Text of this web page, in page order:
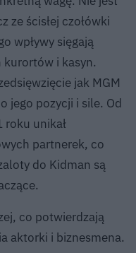
ze ścisłej czołówki
wpływy sięgają
i kasyn.
jak MGM
jego pozycji i sile. Od
roku unikał
partnerek, co
do Kidman są
co potwierdzają
aktorki i biznesmena.